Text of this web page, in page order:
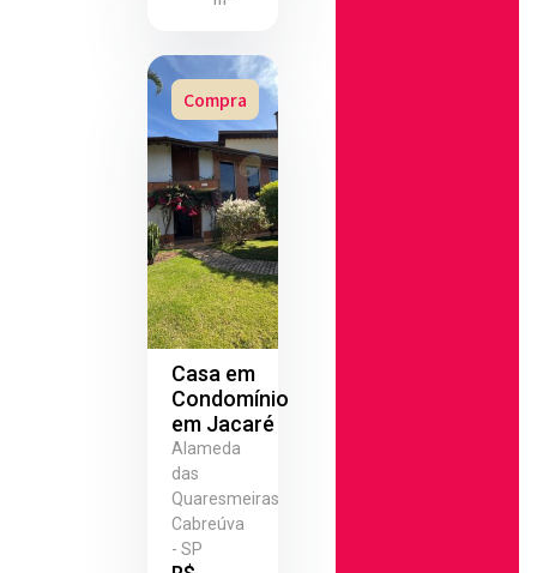
Compra
Casa em
Condomínio
em Jacaré
Alameda
das
Quaresmeiras
Cabreúva
- SP